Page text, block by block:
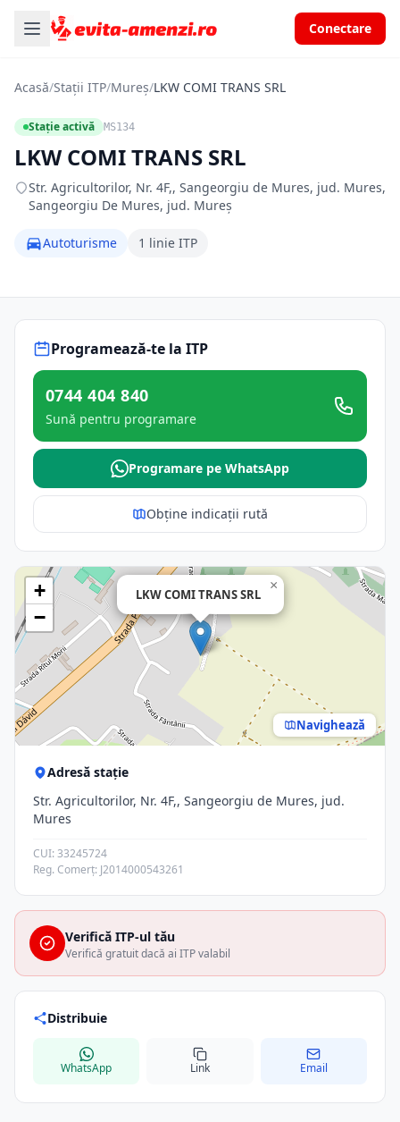
Conectare
Acasă/Stații ITP/Mureș/LKW COMI TRANS SRL
Stație activă MS134
LKW COMI TRANS SRL
Str. Agricultorilor, Nr. 4F,, Sangeorgiu de Mures, jud. Mures,
Sangeorgiu De Mures, jud. Mureș
Autoturisme 1 linie ITP
Programează-te la ITP
0744 404 840
Sună pentru programare
Programare pe WhatsApp
Obține indicații rută
LKW COMI TRANS SRL
×
+
−
Navighează
Adresă stație
Str. Agricultorilor, Nr. 4F,, Sangeorgiu de Mures, jud.
Mures
CUI: 33245724
Reg. Comerț: J2014000543261
Verifică ITP-ul tău
Verifică gratuit dacă ai ITP valabil
Distribuie
WhatsApp Link Email